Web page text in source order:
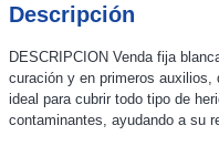
Descripción
DESCRIPCION Venda fija
curación y en primeros
ideal para cubrir todo tipo de
contaminantes, ayudando a su